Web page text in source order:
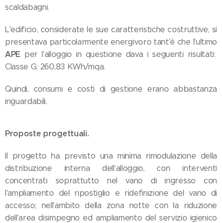
scaldabagni.
L'edificio, considerate le sue caratteristiche costruttive, si
presentava particolarmente energivoro tant'è che l'ultimo
APE per l'alloggio in questione dava i seguenti risultati:
Classe G; 260,83 KWh/mqa.
Quindi, consumi e costi di gestione erano abbastanza
inguardabili.
Proposte progettuali.
Il progetto ha previsto una minima rimodulazione della
distribuzione interna dell'alloggio, con interventi
concentrati soprattutto nel vano di ingresso con
l'ampliamento del ripostiglio e ridefinizione del vano di
accesso; nell'ambito della zona notte con la riduzione
dell'area disimpegno ed ampliamento del servizio igienico